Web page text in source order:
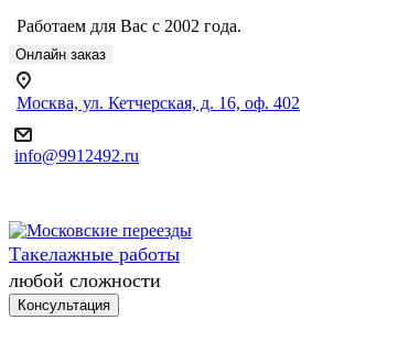
Работаем для Вас с 2002 года.
Онлайн заказ
Москва, ул. Кетчерская, д. 16, оф. 402
info@9912492.ru
Такелажные работы
любой сложности
Консультация